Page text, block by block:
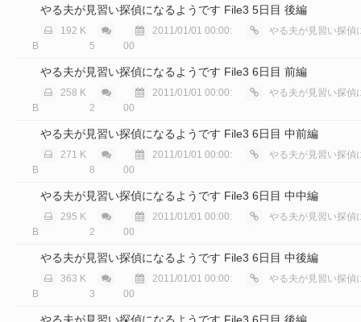
やる夫が見習い探偵になるようです File3 5日目 後編
192 K
B
5
2011/01/01 00:00:
00
やる夫が見習い探偵に
やる夫が見習い探偵になるようです File3 6日目 前編
258 K
B
2
2011/01/01 00:00:
00
やる夫が見習い探偵に
やる夫が見習い探偵になるようです File3 6日目 中前編
271 K
B
8
2011/01/01 00:00:
00
やる夫が見習い探偵に
やる夫が見習い探偵になるようです File3 6日目 中中編
295 K
B
2
2011/01/01 00:00:
00
やる夫が見習い探偵に
やる夫が見習い探偵になるようです File3 6日目 中後編
363 K
B
3
2011/01/01 00:00:
00
やる夫が見習い探偵に